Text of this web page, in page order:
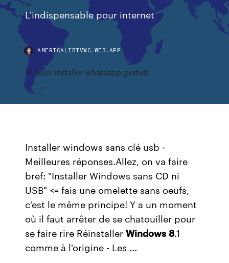
L'indispensable pour internet
AMERICALIBTVWC.WEB.APP
Je veux installer whatsapp gratuit
Installer windows sans clé usb -
Meilleures réponses.Allez, on va faire
bref: "Installer Windows sans CD ni
USB" <= fais une omelette sans oeufs,
c'est le même principe! Y a un moment
où il faut arrêter de se chatouiller pour
se faire rire RéinstallerWindows 8.1
comme à l'origine - Les ...